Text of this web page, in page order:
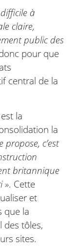
à
claire,
public des
pour que
central de la
la
la
propose, c’est
britannique
». Cette
et
que la
des tôles,
sites.